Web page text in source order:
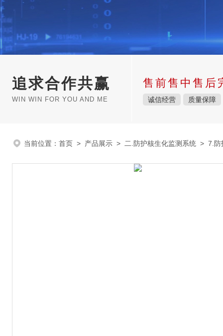
追求合作共赢
WIN WIN FOR YOU AND ME
售前售中售后
诚信经营 质量保障
当前位置： 首页 > 产品展示 > 二.防护核生化监测系统 > 7.防